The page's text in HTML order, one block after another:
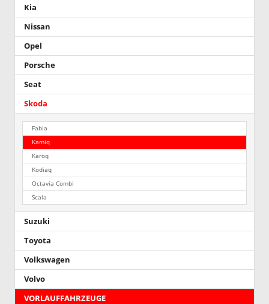
Kia
Nissan
Opel
Porsche
Seat
Skoda
Fabia
Kamiq
Karoq
Kodiaq
Octavia Combi
Scala
Suzuki
Toyota
Volkswagen
Volvo
VORLAUFFAHRZEUGE